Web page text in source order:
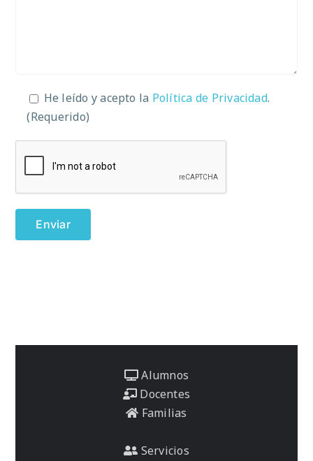
He leído y acepto la Política de Privacidad.
(Requerido)
Alumnos
Docentes
Familias
Servicios